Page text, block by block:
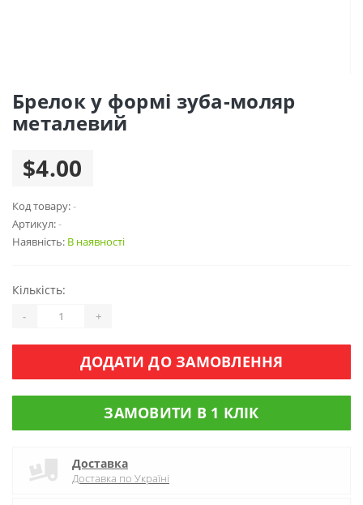
Брелок у формі зуба-моляр
металевий
$4.00
Код товару:-
Артикул:-
Наявність: В наявності
Кількість:
- +
ДОДАТИ ДО ЗАМОВЛЕННЯ
ЗАМОВИТИ В 1 КЛІК
Доставка
Доставка по Україні